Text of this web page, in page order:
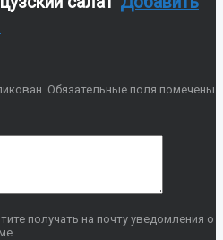
Обязательные поля помечены
получать на почту уведомления о